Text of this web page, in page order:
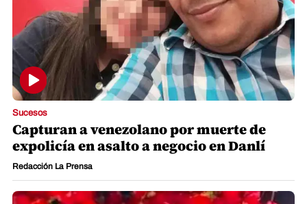
Sucesos
Capturan a venezolano por muerte de
expolicía en asalto a negocio en Danlí
Redacción La Prensa